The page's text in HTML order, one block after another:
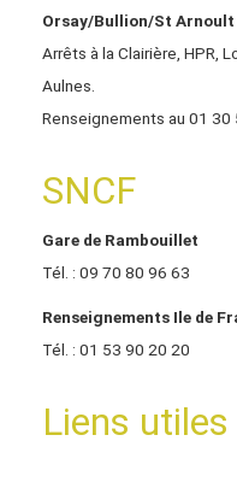
Orsay/Bullion/St Arnoult
Arrêts à la Clairière, HPR,
Aulnes.
Renseignements au 01 30
SNCF
Gare de Rambouillet
Tél. : 09 70 80 96 63
Renseignements Ile de
Tél. : 01 53 90 20 20
Liens utiles